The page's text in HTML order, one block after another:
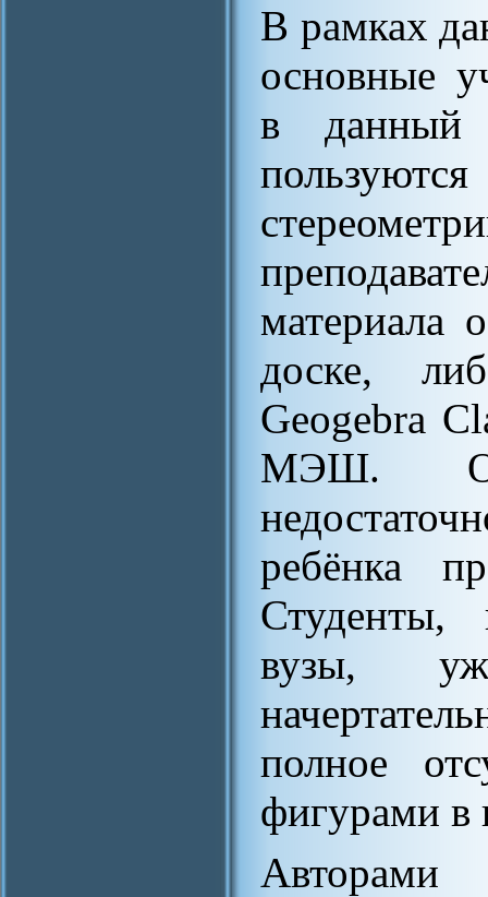
В рамках
основные
в данный
материала
доске,
Geogebra
МЭШ.
ребёнка
Студенты,
вузы,
полное
фигурами в